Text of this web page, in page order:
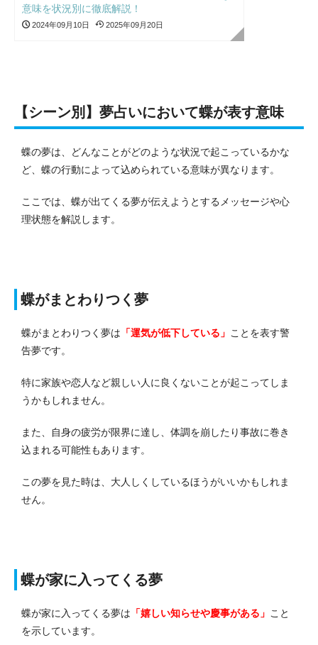
意味を状況別に徹底解説！
2024年09月10日 2025年09月20日
【シーン別】夢占いにおいて蝶が表す意味
蝶の夢は、どんなことがどのような状況で起こっているかな
ど、蝶の行動によって込められている意味が異なります。
ここでは、蝶が出てくる夢が伝えようとするメッセージや心
理状態を解説します。
蝶がまとわりつく夢
蝶がまとわりつく夢は 「運気が低下している」 ことを表す警
告夢です。
特に家族や恋人など親しい人に良くないことが起こってしま
うかもしれません。
また、自身の疲労が限界に達し、体調を崩したり事故に巻き
込まれる可能性もあります。
この夢を見た時は、大人しくしているほうがいいかもしれま
せん。
蝶が家に入ってくる夢
蝶が家に入ってくる夢は 「嬉しい知らせや慶事がある」 こと
を示しています。